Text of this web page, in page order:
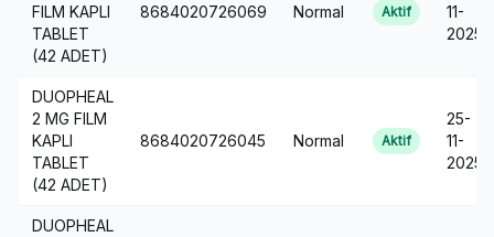
FILM KAPLI
TABLET
(42 ADET)
8684020726069 Normal Aktif
11-
2025
DUOPHEAL
2 MG FILM
KAPLI
TABLET
(42 ADET)
8684020726045 Normal Aktif
25-
11-
2025
DUOPHEAL